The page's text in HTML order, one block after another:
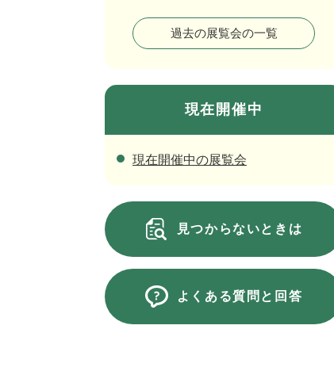
過去の展覧会の一覧
現在開催中
現在開催中の展覧会
見つからないときは
よくある質問と回答